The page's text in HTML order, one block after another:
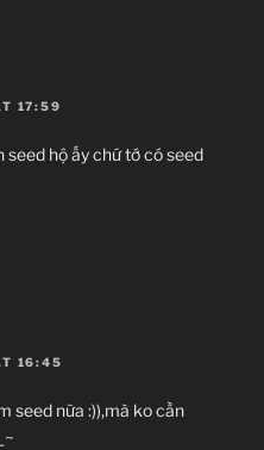
17:59
seed hộ ấy chứ tớ có seed
16:45
seed nữa :)),mà ko cần